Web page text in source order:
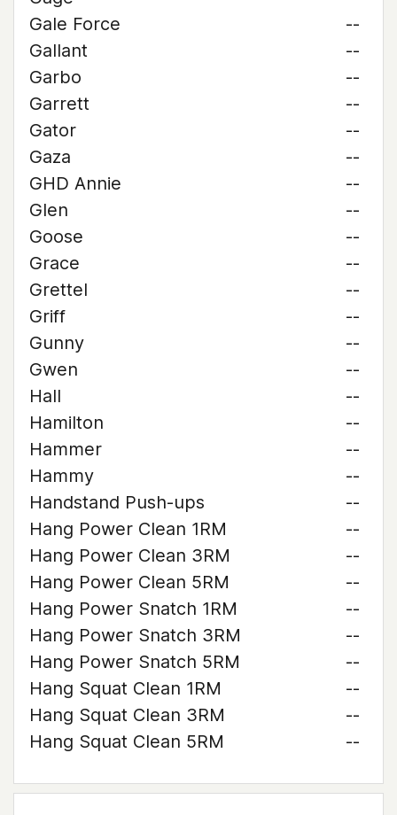
Gale Force
--
Gallant
--
Garbo
--
Garrett
--
Gator
--
Gaza
--
GHD Annie
--
Glen
--
Goose
--
Grace
--
Grettel
--
Griff
--
Gunny
--
Gwen
--
Hall
--
Hamilton
--
Hammer
--
Hammy
--
Handstand Push-ups
--
Hang Power Clean 1RM
--
Hang Power Clean 3RM
--
Hang Power Clean 5RM
--
Hang Power Snatch 1RM
--
Hang Power Snatch 3RM
--
Hang Power Snatch 5RM
--
Hang Squat Clean 1RM
--
Hang Squat Clean 3RM
--
Hang Squat Clean 5RM
--